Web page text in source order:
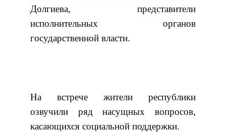
Долгиева, представители
исполнительных органов
государственной власти.
На встрече жители республики
озвучили ряд насущных вопросов,
касающихся социальной поддержки.